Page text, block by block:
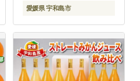
愛媛 宇和島 B010-
愛媛県 宇和島市